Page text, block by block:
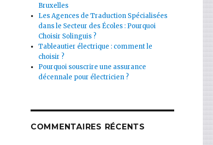
Bruxelles
Les Agences de Traduction Spécialisées
dans le Secteur des Écoles : Pourquoi
Choisir Solinguis ?
Tableautier électrique : comment le
choisir ?
Pourquoi souscrire une assurance
décennale pour électricien ?
COMMENTAIRES RÉCENTS